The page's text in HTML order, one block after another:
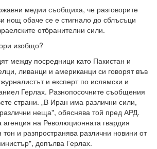
медии съобщиха, че разговорите
нощ обаче се е стигнало до сблъсъци
отбранителни сили.
изобщо?
между посредници като Пакистан и
ливанци и американци си говорят във
и експерт по ислямски и
Герлах. Разнопосочните съобщения
страни. „В Иран има различни сили,
неща", обяснява той пред АРД.
на Революционната гвардия
и разпространява различни новини от
допълва Герлах.